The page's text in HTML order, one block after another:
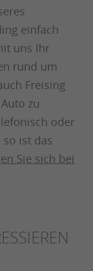
einfach
uns Ihr
rund um
Freising
zu
oder
ist das
Sie sich bei